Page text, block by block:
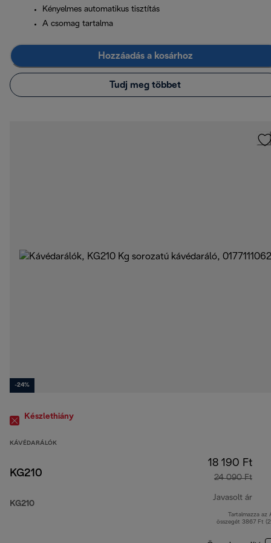
Kényelmes automatikus tisztítás
A csomag tartalma
Hozzáadás a kosárhoz
Tudj meg többet
-24%
Készlethiány
KÁVÉDARÁLÓK
KG210
KG210
18 190 Ft
24 090 Ft
Javasolt ár
Tartalmazza az
összegét 3867 Ft